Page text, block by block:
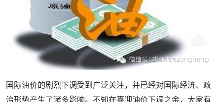
国际油价的剧烈下调受到广泛关注，并已经对国际经济、政
治形势产生了诸多影响。不知在喜迎油价下调之余，大家有